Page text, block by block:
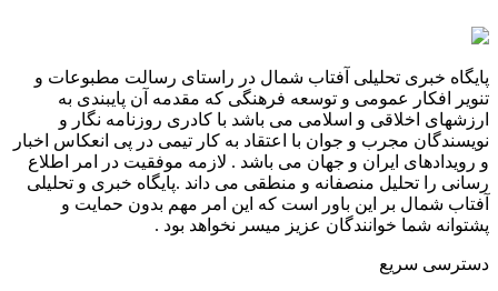
پایگاه خبری تحلیلی آفتاب شمال در راستای رسالت مطبوعات و
تنویر افکار عمومی و توسعه فرهنگی که مقدمه آن پایبندی به
ارزشهای اخلاقی و اسلامی می باشد با کادری روزنامه نگار و
نویسندگان مجرب و جوان با اعتقاد به کار تیمی در پی انعکاس اخبار
و رویدادهای ایران و جهان می باشد . لازمه موفقیت در امر اطلاع
رسانی را تحلیل منصفانه و منطقی می داند .پایگاه خبری و تحلیلی
آفتاب شمال بر این باور است که این امر مهم بدون حمایت و
پشتوانه شما خوانندگان عزیز میسر نخواهد بود .
دسترسی سریع